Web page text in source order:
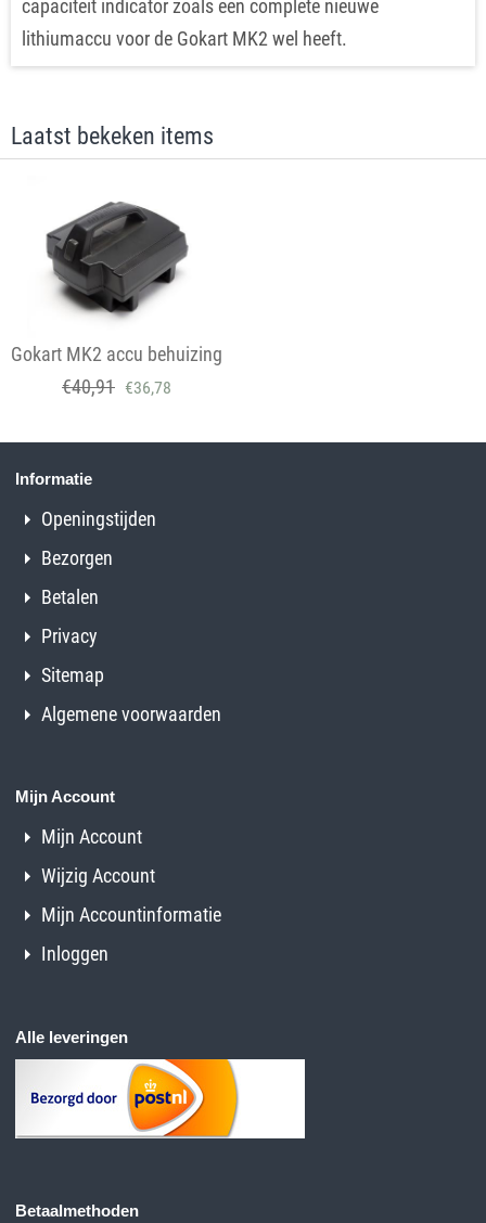
capaciteit indicator zoals een complete nieuwe
lithiumaccu voor de Gokart MK2 wel heeft.
Laatst bekeken items
Gokart MK2 accu behuizing
€40,91 €36,78
Informatie
Openingstijden
Bezorgen
Betalen
Privacy
Sitemap
Algemene voorwaarden
Mijn Account
Mijn Account
Wijzig Account
Mijn Accountinformatie
Inloggen
Alle leveringen
Betaalmethoden